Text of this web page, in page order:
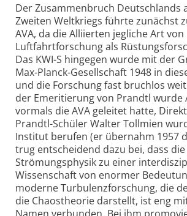
Der Zusammenbruch Deutschlands
Zweiten Weltkriegs führte zunächst
AVA, da die Alliierten jegliche Art von
Luftfahrtforschung als
Das KWI-S hingegen wurde mit der
Max-Planck-Gesellschaft 1948 in
und die Forschung fast bruchlos
der Emeritierung von Prandtl wurde
vormals die AVA geleitet hatte,
Prandtl-Schüler Walter Tollmien
Institut berufen (er übernahm 1957
trug entscheidend dazu bei, dass die
Strömungsphysik zu einer
Wissenschaft von enormer
moderne Turbulenzforschung, die
die Chaostheorie darstellt, ist eng